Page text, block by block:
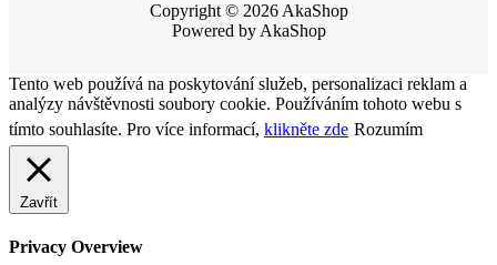
Copyright © 2026 AkaShop
Powered by AkaShop
Tento web používá na poskytování služeb, personalizaci reklam a
analýzy návštěvnosti soubory cookie. Používáním tohoto webu s
tímto souhlasíte. Pro více informací, klikněte zde Rozumím
Zavřít
Privacy Overview